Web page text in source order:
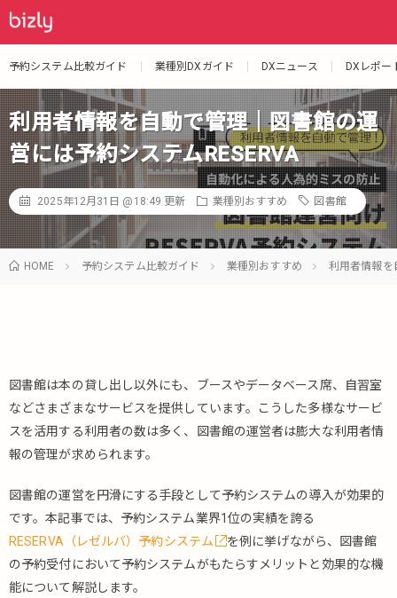
予約システム比較ガイド 業種別DXガイド DXニュース DXレポー
利用者情報を自動で管理｜図書館の運
営には予約システムRESERVA
2025年12月31日 @18:49 更新 業種別おすすめ 図書館
HOME 予約システム比較ガイド 業種別おすすめ 利用者情報を
図書館は本の貸し出し以外にも、ブースやデータベース席、自習室
などさまざまなサービスを提供しています。こうした多様なサービ
スを活用する利用者の数は多く、図書館の運営者は膨大な利用者情
報の管理が求められます。
図書館の運営を円滑にする手段として予約システムの導入が効果的
です。本記事では、予約システム業界1位の実績を誇る
RESERVA（レゼルバ）予約システム
を例に挙げながら、図書館
の予約受付において予約システムがもたらすメリットと効果的な機
能について解説します。